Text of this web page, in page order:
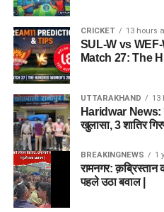
CRICKET 13 hours
SUL-W vs
Match 27: The
UTTARAKHAND 13
Haridwar News:
खुलासा, 3 शातिर
BREAKINGNEWS 1
रामनगर:
पहले उठा बवाल |